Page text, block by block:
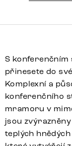
S konferenčním
přinesete do
Komplexní a
konferenčního
mramoru v
jsou
teplých